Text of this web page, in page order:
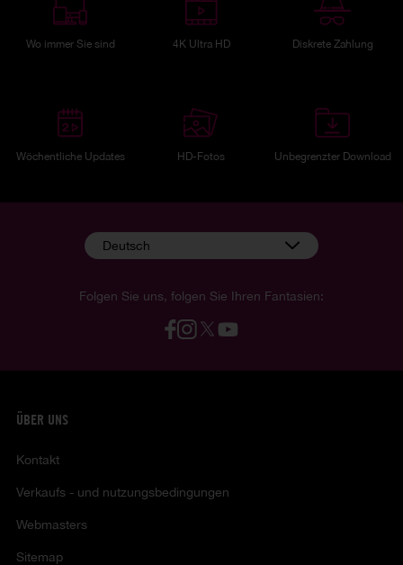
Wo immer Sie sind 4K Ultra HD Diskrete Zahlung
Wöchentliche Updates HD-Fotos Unbegrenzter Download
Folgen Sie uns, folgen Sie Ihren Fantasien:
Deutsch
ÜBER UNS
Kontakt
Verkaufs - und nutzungsbedingungen
Webmasters
Sitemap